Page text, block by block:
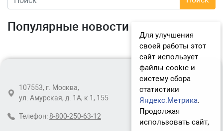
Популярные новости
107553, г. Москва,
ул. Амурская, д. 1А, к 1, 155
Телефон: 8-800-250-63-12
Для улучшения
своей работы этот
сайт использует
файлы cookie и
систему сбора
статистики
Яндекс.Метрика.
Продолжая
использовать сайт,